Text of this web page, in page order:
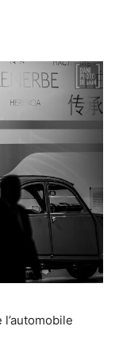
l’automobile